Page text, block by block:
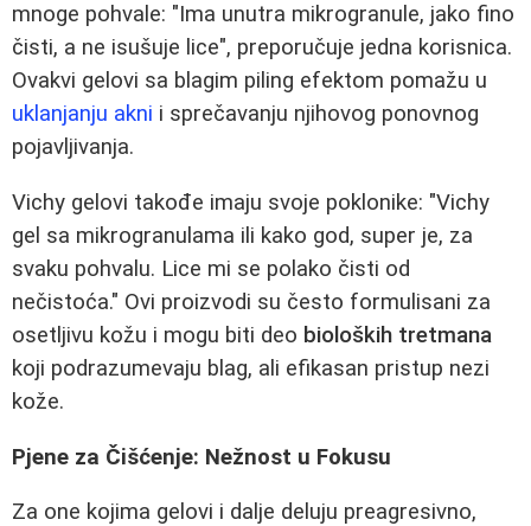
mnoge pohvale: "Ima unutra mikrogranule, jako fino
čisti, a ne isušuje lice", preporučuje jedna korisnica.
Ovakvi gelovi sa blagim piling efektom pomažu u
uklanjanju akni i sprečavanju njihovog ponovnog
pojavljivanja.
Vichy gelovi takođe imaju svoje poklonike: "Vichy
gel sa mikrogranulama ili kako god, super je, za
svaku pohvalu. Lice mi se polako čisti od
nečistoća." Ovi proizvodi su često formulisani za
osetljivu kožu i mogu biti deo bioloških tretmana
koji podrazumevaju blag, ali efikasan pristup nezi
kože.
Pjene za Čišćenje: Nežnost u Fokusu
Za one kojima gelovi i dalje deluju preagresivno,